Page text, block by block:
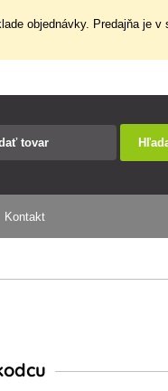
objednávky. Predajňa je v
Kontakt